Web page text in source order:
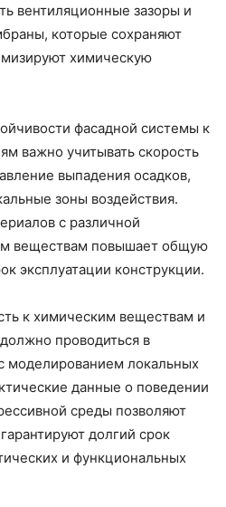
вентиляционные зазоры и
которые сохраняют
химическую
фасадной системы к
важно учитывать скорость
выпадения осадков,
зоны воздействия.
с различной
веществам повышает общую
эксплуатации конструкции.
к химическим веществам и
проводиться в
моделированием локальных
данные о поведении
среды позволяют
долгий срок
и функциональных